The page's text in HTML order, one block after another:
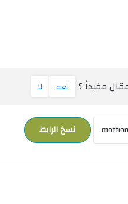
مفيداً ؟ نعم لا
نسخ الرابط